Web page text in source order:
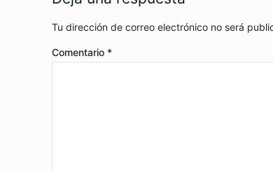
Tu dirección de correo electrónico no será
Comentario *